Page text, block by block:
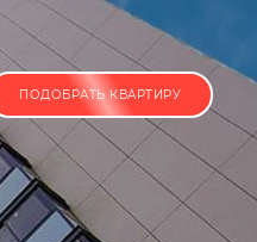
ПОДОБРАТЬ КВАРТИРУ